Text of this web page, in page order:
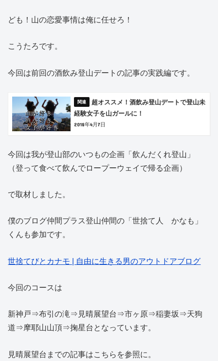
ども！山の恋愛事情は俺に任せろ！
こうたろです。
今回は前回の酒飲み登山デートの記事の実践編です。
超オススメ！酒飲み登山デートで登山未
経験女子を山ガールに！
2018年4月7日
今回は我が登山部のいつもの企画「飲んだくれ登山」
（登って食べて飲んでロープーウェイで帰る企画）
で取材しました。
僕のブログ仲間プラス登山仲間の「世捨て人 かなも」
くんも参加です。
世捨てびとカナモ | 自由に生きる男のアウトドアブログ
今回のコースは
新神戸⇒布引の滝⇒見晴展望台⇒市ヶ原⇒稲妻坂⇒天狗
道⇒摩耶山山頂⇒掬星台となっています。
見晴展望台までの記事はこちらを参照に。